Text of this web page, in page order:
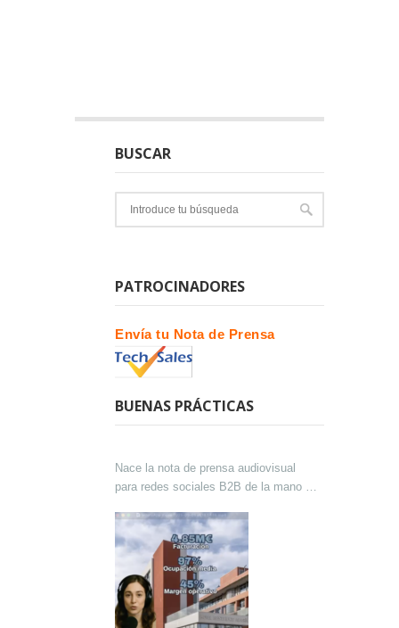
BUSCAR
PATROCINADORES
Envía tu Nota de Prensa
BUENAS PRÁCTICAS
Nace la nota de prensa audiovisual
para redes sociales B2B de la mano de